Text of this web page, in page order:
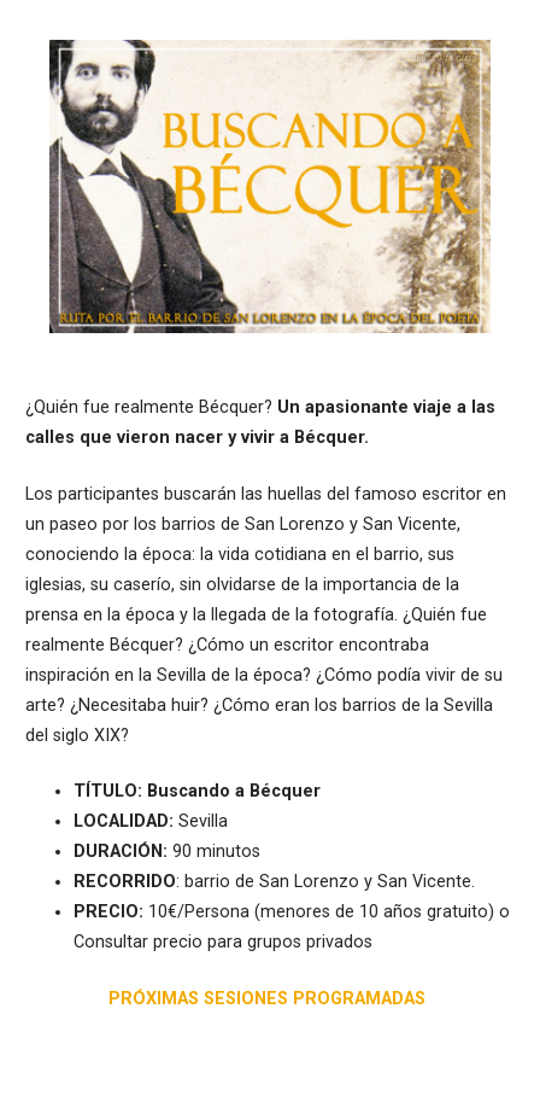
¿Quién fue realmente Bécquer? Un apasionante viaje a las
calles que vieron nacer y vivir a Bécquer.
Los participantes buscarán las huellas del famoso escritor en
un paseo por los barrios de San Lorenzo y San Vicente,
conociendo la época: la vida cotidiana en el barrio, sus
iglesias, su caserío, sin olvidarse de la importancia de la
prensa en la época y la llegada de la fotografía. ¿Quién fue
realmente Bécquer? ¿Cómo un escritor encontraba
inspiración en la Sevilla de la época? ¿Cómo podía vivir de su
arte? ¿Necesitaba huir? ¿Cómo eran los barrios de la Sevilla
del siglo XIX?
TÍTULO: Buscando a Bécquer
LOCALIDAD: Sevilla
DURACIÓN: 90 minutos
RECORRIDO: barrio de San Lorenzo y San Vicente.
PRECIO: 10€/Persona (menores de 10 años gratuito) o
Consultar precio para grupos privados
PRÓXIMAS SESIONES PROGRAMADAS